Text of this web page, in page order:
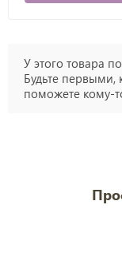
У этого товара
Будьте первыми,
поможете кому-